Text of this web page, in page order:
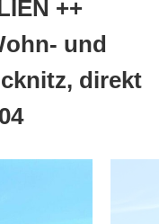
++
und
direkt